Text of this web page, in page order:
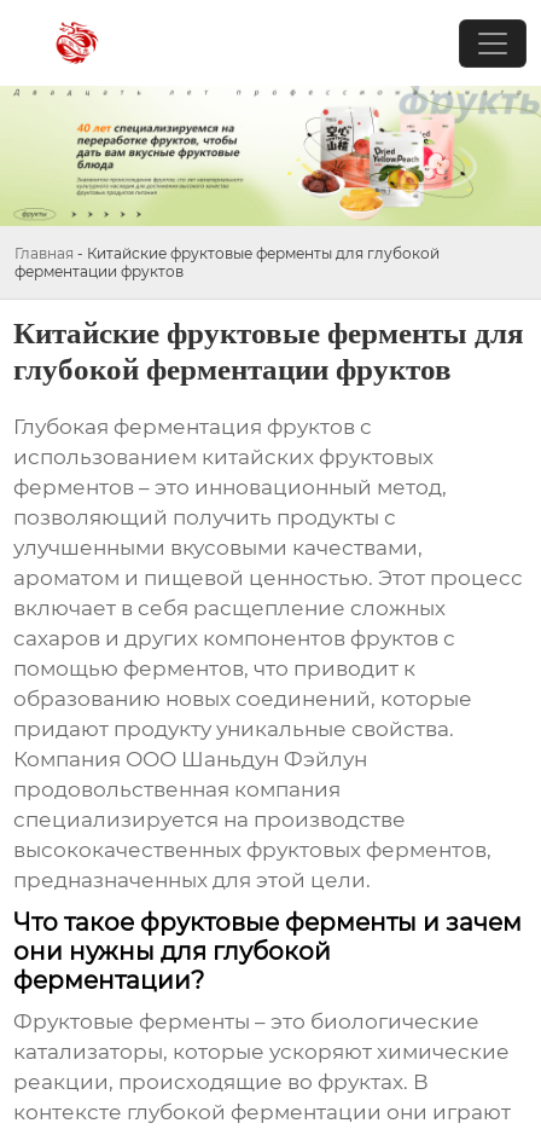
Главная - Китайские фруктовые ферменты для глубокой
ферментации фруктов
Китайские фруктовые ферменты для
глубокой ферментации фруктов
Глубокая ферментация фруктов с
использованием китайских фруктовых
ферментов – это инновационный метод,
позволяющий получить продукты с
улучшенными вкусовыми качествами,
ароматом и пищевой ценностью. Этот процесс
включает в себя расщепление сложных
сахаров и других компонентов фруктов с
помощью ферментов, что приводит к
образованию новых соединений, которые
придают продукту уникальные свойства.
Компания ООО Шаньдун Фэйлун
продовольственная компания
специализируется на производстве
высококачественных фруктовых ферментов,
предназначенных для этой цели.
Что такое фруктовые ферменты и зачем
они нужны для глубокой
ферментации?
Фруктовые ферменты – это биологические
катализаторы, которые ускоряют химические
реакции, происходящие во фруктах. В
контексте глубокой ферментации они играют